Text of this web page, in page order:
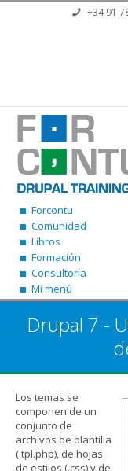
Pasar al contenido
+34 91
Forcontu
Comunidad
Libros
Formación
Consultoría
Mi menú
Drupal 7 -
Los temas se
componen de un
conjunto de
archivos de plantilla
(.tpl.php), de hojas
de estilos (.css) y de